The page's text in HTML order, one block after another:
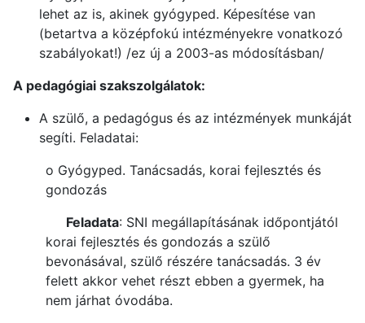
lehet az is, akinek gyógyped. Képesítése van
(betartva a középfokú intézményekre vonatkozó
szabályokat!) /ez új a 2003-as módosításban/
A pedagógiai szakszolgálatok:
A szülő, a pedagógus és az intézmények munkáját
segíti. Feladatai:
o Gyógyped. Tanácsadás, korai fejlesztés és
gondozás
Feladata: SNI megállapításának időpontjától
korai fejlesztés és gondozás a szülő
bevonásával, szülő részére tanácsadás. 3 év
felett akkor vehet részt ebben a gyermek, ha
nem járhat óvodába.